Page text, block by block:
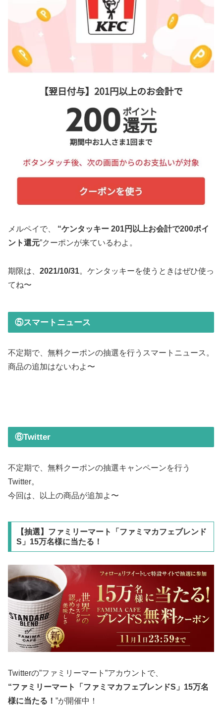
メルペイで、
“ケンタッキー 201円以上お会計で200ポイ
ント還元”クーポンが来ているわよ。
期限は、 2021/10/31。ケンタッキーを使うときはぜひ使っ
てね〜
⑤スマートニュース
不定期で、無料クーポンの抽選を行うスマートニュース。
商品の追加はないわよ〜
⑥Twitter
不定期で、無料クーポンの抽選キャンペーンを行う
Twitter。
今回は、以上の商品が追加よ〜
【抽選】ファミリーマート「ファミマカフェブレンド
S」15万名様に当たる！
Twitterの”ファミリーマート”アカウントで、
“ファミリーマート「ファミマカフェブレンドS」15万名
様に当たる！ ”が開催中！